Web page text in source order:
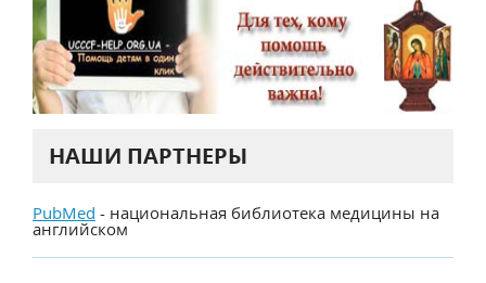
НАШИ ПАРТНЕРЫ
PubMed - национальная библиотека медицины на
английском